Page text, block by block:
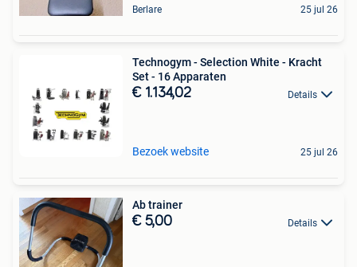
Berlare 25 jul 26
Technogym - Selection White - Kracht
Set - 16 Apparaten
€ 1.134,02 Details
Bezoek website 25 jul 26
Ab trainer
€ 5,00 Details